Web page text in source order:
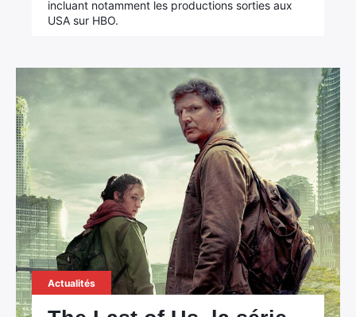
incluant notamment les productions sorties aux
USA sur HBO.
Actualités